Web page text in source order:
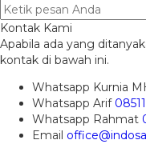
Kontak Kami
Apabila ada yang
kontak di bawah ini.
Whatsapp Kurnia
Whatsapp Arif
Whatsapp Rahmat
Email